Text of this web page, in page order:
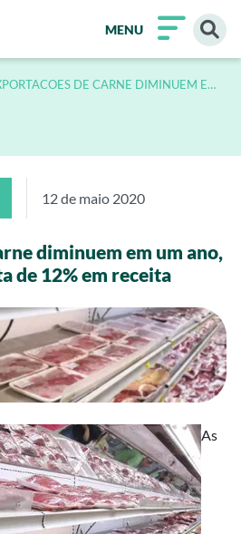
MENU
DE CARNE DIMINUEM EM
12 de maio 2020
diminuem em um ano,
de 12% em receita
As